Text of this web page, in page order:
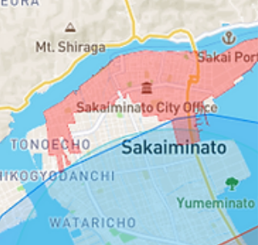
AGRAS T10
SWIFT島根教習施設飯石分校において、
UTC農業教育プログラムAGRAS T10オペ
ーター拡張講習を開催しました。（開催期
中、新型コロナウイルス感染拡大予防ガイ
ラインに則って感染防止対策を実施してい
す） 【機種拡張講習について】...